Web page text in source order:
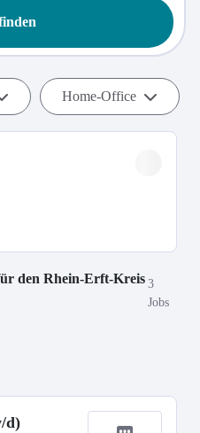
Home-Office
den Rhein-Erft-Kreis 3
Jobs
d)